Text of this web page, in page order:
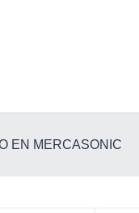
EN MERCASONIC